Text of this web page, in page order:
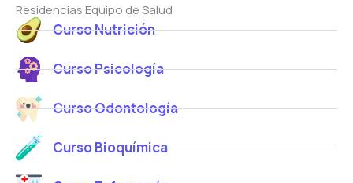
Residencias Equipo de Salud
Curso Nutrición
Curso Psicología
Curso Odontología
Curso Bioquímica